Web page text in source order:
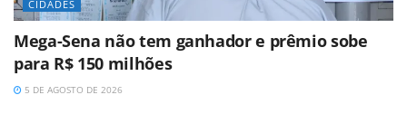
CIDADES
Mega-Sena não tem ganhador e prêmio sobe
para R$ 150 milhões
5 DE AGOSTO DE 2026